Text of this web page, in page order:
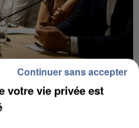
LANCE UN ÉLAN
votre vie privée est
Continuer sans accepter